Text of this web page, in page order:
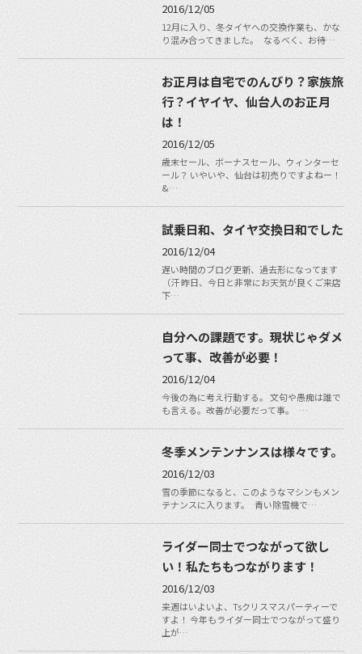
2016/12/05
12月に入り、冬タイヤへの交換作業も、かな
り混み合ってきました。 なるべく、お待…
お正月は自宅でのんびり？家族旅
行？イヤイヤ、仙台人のお正月
は！
2016/12/05
歳末セール、ボーナスセール、ウィンターセ
ール？ いやいや、仙台は初売りですよねー！
&…
試乗日和、タイヤ交換日和でした
2016/12/04
遅い時間のブログ更新、過去形になってます
（汗 昨日、今日と非常にお天気が良くご来店
下…
自分への課題です。現状じゃダメ
って事、改善が必要！
2016/12/04
今後の為に考え行動する。 文句や愚痴は誰で
も言える。改善が必要だって事。 …
冬季メンテンナンスは様々です。
2016/12/03
雪の季節になると、このようなマシンもメン
テナンスに入ります。 青い除雪機で…
ライダー同士でつながって欲し
い！私たちもつながります！
2016/12/03
来週はいよいよ、Tsクリスマスパーティーで
すよ！ 今年もライダー同士でつながって盛り
上が…